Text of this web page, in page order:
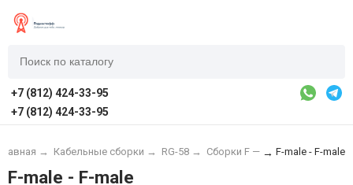
+7 (812) 424-33-95
+7 (812) 424-33-95
→ Кабельные сборки → RG-58 → Сборки F — → F-male - F-male
F-male - F-male